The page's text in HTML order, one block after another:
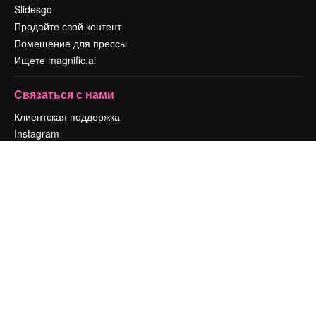
Slidesgo
Продайте свой контент
Помещение для прессы
Ищете magnific.ai
Связаться с нами
Клиентская поддержка
Instagram